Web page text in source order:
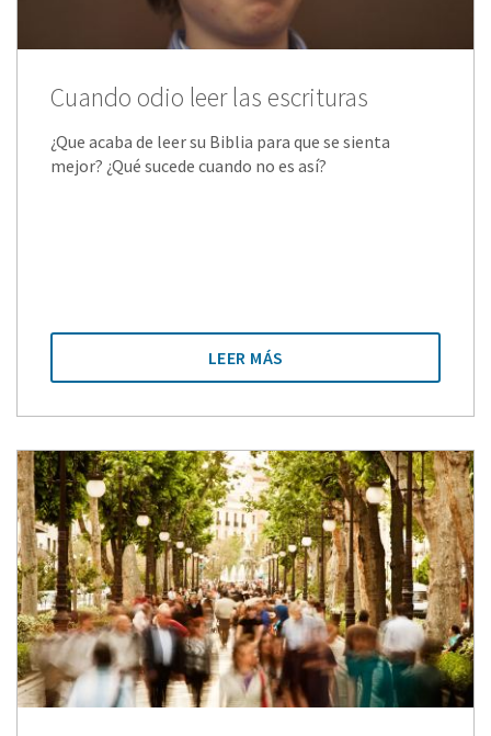
Cuando odio leer las escrituras
¿Que acaba de leer su Biblia para que se sienta
mejor? ¿Qué sucede cuando no es así?
LEER MÁS